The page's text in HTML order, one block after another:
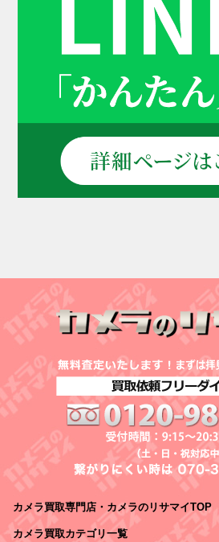
カメラ買取専門店・カメラのリサマイTOP
カメラ買取カテゴリ一覧